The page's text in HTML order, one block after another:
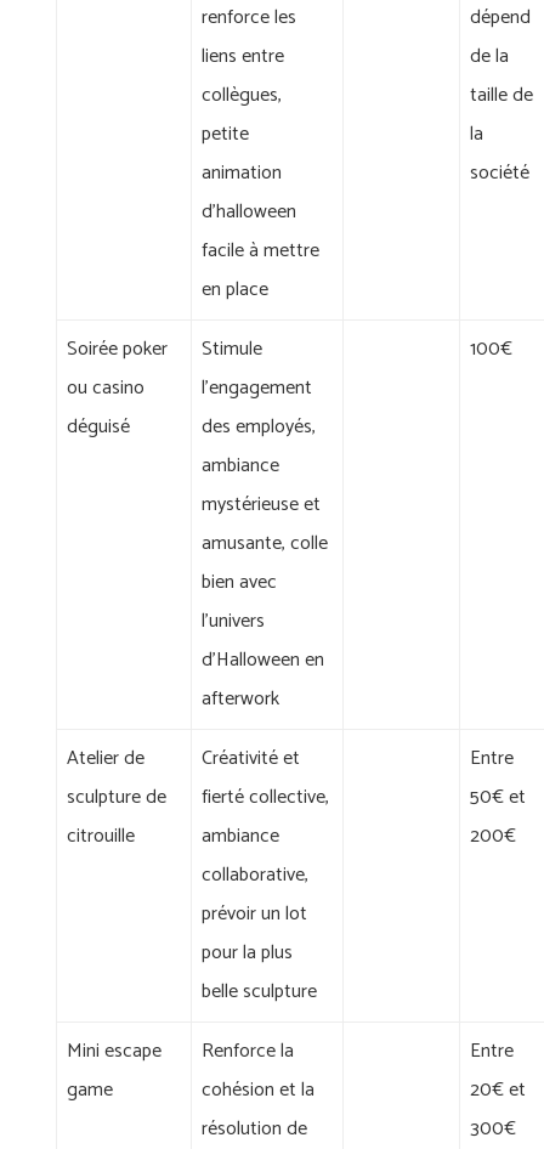
renforce les
liens entre
collègues,
petite
animation
d'halloween
facile à mettre
en place
dépend
de la
taille de
la
société
Soirée poker
ou casino
déguisé
Stimule
l'engagement
des employés,
ambiance
mystérieuse et
amusante, colle
bien avec
l'univers
d'Halloween en
afterwork
100€
Atelier de
sculpture de
citrouille
Créativité et
fierté collective,
ambiance
collaborative,
prévoir un lot
pour la plus
belle sculpture
Entre
50€ et
200€
Mini escape
game
Renforce la
cohésion et la
résolution de
Entre
20€ et
300€